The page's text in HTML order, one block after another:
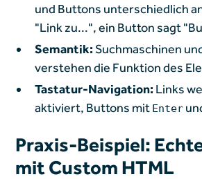
und Buttons unterschiedlich
"Link zu...", ein Button sagt
Semantik:Suchmaschinen
verstehen die Funktion des
Tastatur-Navigation: Links
aktiviert, Buttons mit Enter
Praxis-Beispiel:
mit Custom HTML